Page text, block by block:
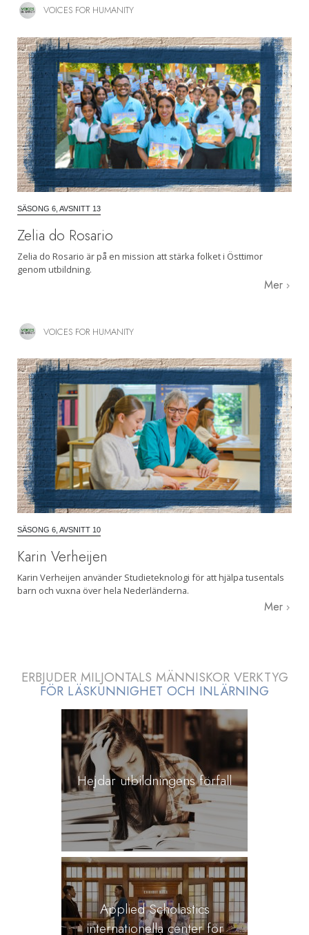
VOICES FOR HUMANITY
SÄSONG 6, AVSNITT 13
Zelia do Rosario
Zelia do Rosario är på en mission att stärka folket i Östtimor
genom utbildning.
Mer
VOICES FOR HUMANITY
SÄSONG 6, AVSNITT 10
Karin Verheijen
Karin Verheijen använder Studieteknologi för att hjälpa tusentals
barn och vuxna över hela Nederländerna.
Mer
ERBJUDER MILJONTALS MÄNNISKOR VERKTYG
FÖR LÄSKUNNIGHET OCH INLÄRNING
Hejdar utbildningens förfall
Applied Scholastics
internationella center för